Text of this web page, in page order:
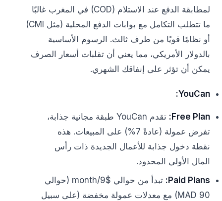
لمطابقة الدفع عند الاستلام (COD) في المغرب غالبًا
ما تتطلب التكامل مع بوابات الدفع المحلية (مثل CMI)
أو نظامًا قويًا من طرف ثالث. الرسوم الأساسية
بالدولار الأمريكي، مما يعني أن تقلبات أسعار الصرف
يمكن أن تؤثر على إنفاقك الشهري.
YouCan:
Free Plan:
تقدم YouCan طبقة مجانية جذابة،
تفرض عمولة (عادةً 7%) على المبيعات. هذه
نقطة دخول جذابة للأعمال الجديدة ذات رأس
المال الأولي المحدود.
Paid Plans:
تبدأ من حوالي $9/month (حوالي
90 MAD) مع معدلات عمولة مخفضة (على سبيل